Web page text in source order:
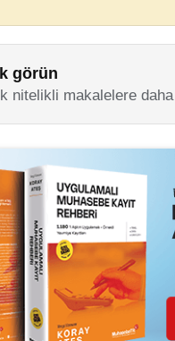
görün
nitelikli makalelere daha